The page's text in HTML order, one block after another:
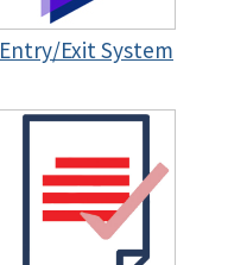
Entry/Exit System